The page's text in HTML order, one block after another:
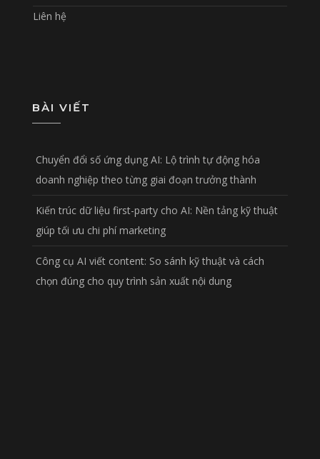
Liên hệ
BÀI VIẾT
Chuyển đổi số ứng dụng AI: Lộ trình tự động hóa
doanh nghiệp theo từng giai đoạn trưởng thành
Kiến trúc dữ liệu first-party cho AI: Nền tảng kỹ thuật
giúp tối ưu chi phí marketing
Công cụ AI viết content: So sánh kỹ thuật và cách
chọn đúng cho quy trình sản xuất nội dung